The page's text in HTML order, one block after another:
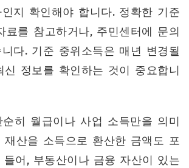
지 확인해야 합니다. 정확한 기준
료를 참고하거나, 주민센터에 문의
다. 기준 중위소득은 매년 변경될
신 정보를 확인하는 것이 중요합니
히 월급이나 사업 소득만을 의미
재산을 소득으로 환산한 금액도 포
들어, 부동산이나 금융 자산이 있는